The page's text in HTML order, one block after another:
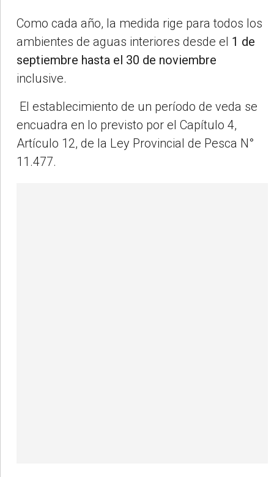
Como cada año, la medida rige para todos los
ambientes de aguas interiores desde el 1 de
septiembre hasta el 30 de noviembre
inclusive.
El establecimiento de un período de veda se
encuadra en lo previsto por el Capítulo 4,
Artículo 12, de la Ley Provincial de Pesca N°
11.477.